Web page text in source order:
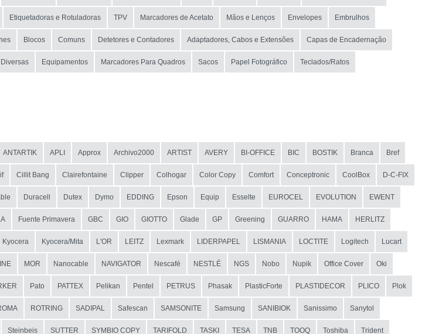
Etiquetadoras e Rotuladoras TPV Marcadores de Acetato Mãos e Lenços Envelopes Embrulhos
Blocos Comuns Detetores e Contadores Adaptadores, Cabos e Extensões Capas de Encadernação
Equipamentos Marcadores Para Quadros Sacos Papel Fotográfico Teclados/Ratos
ANTARTIK APLI Approx Archivo2000 ARTIST AVERY BI-OFFICE BIC BOSTIK Branca Bref
Cillit Bang Clairefontaine Clipper Colhogar Color Copy Comfort Conceptronic CoolBox D-C-FIX
Duracell Dutex Dymo EDDING Epson Equip Esselte EUROCEL EVOLUTION EWENT
Fuente Primavera GBC GIO GIOTTO Glade GP Greening GUARRO HAMA HERLITZ
Kyocera Kyocera/Mita L'OR LEITZ Lexmark LIDERPAPEL LISMANIA LOCTITE Logitech Lucart
MOR Nanocable NAVIGATOR Nescafé NESTLÉ NGS Nobo Nupik Office Cover Oki
Pato PATTEX Pelikan Pentel PETRUS Phasak PlasticForte PLASTIDECOR PLICO Plok
ROTRING SADIPAL Safescan SAMSONITE Samsung SANIBIOK Sanissimo Sanytol
Steinbeis SUTTER SYMBIO COPY TARIFOLD TASKI TESA TNB TOOQ Toshiba Trident